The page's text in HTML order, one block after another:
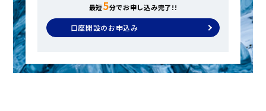
最短5分でお申し込み完了!!
口座開設のお申込み